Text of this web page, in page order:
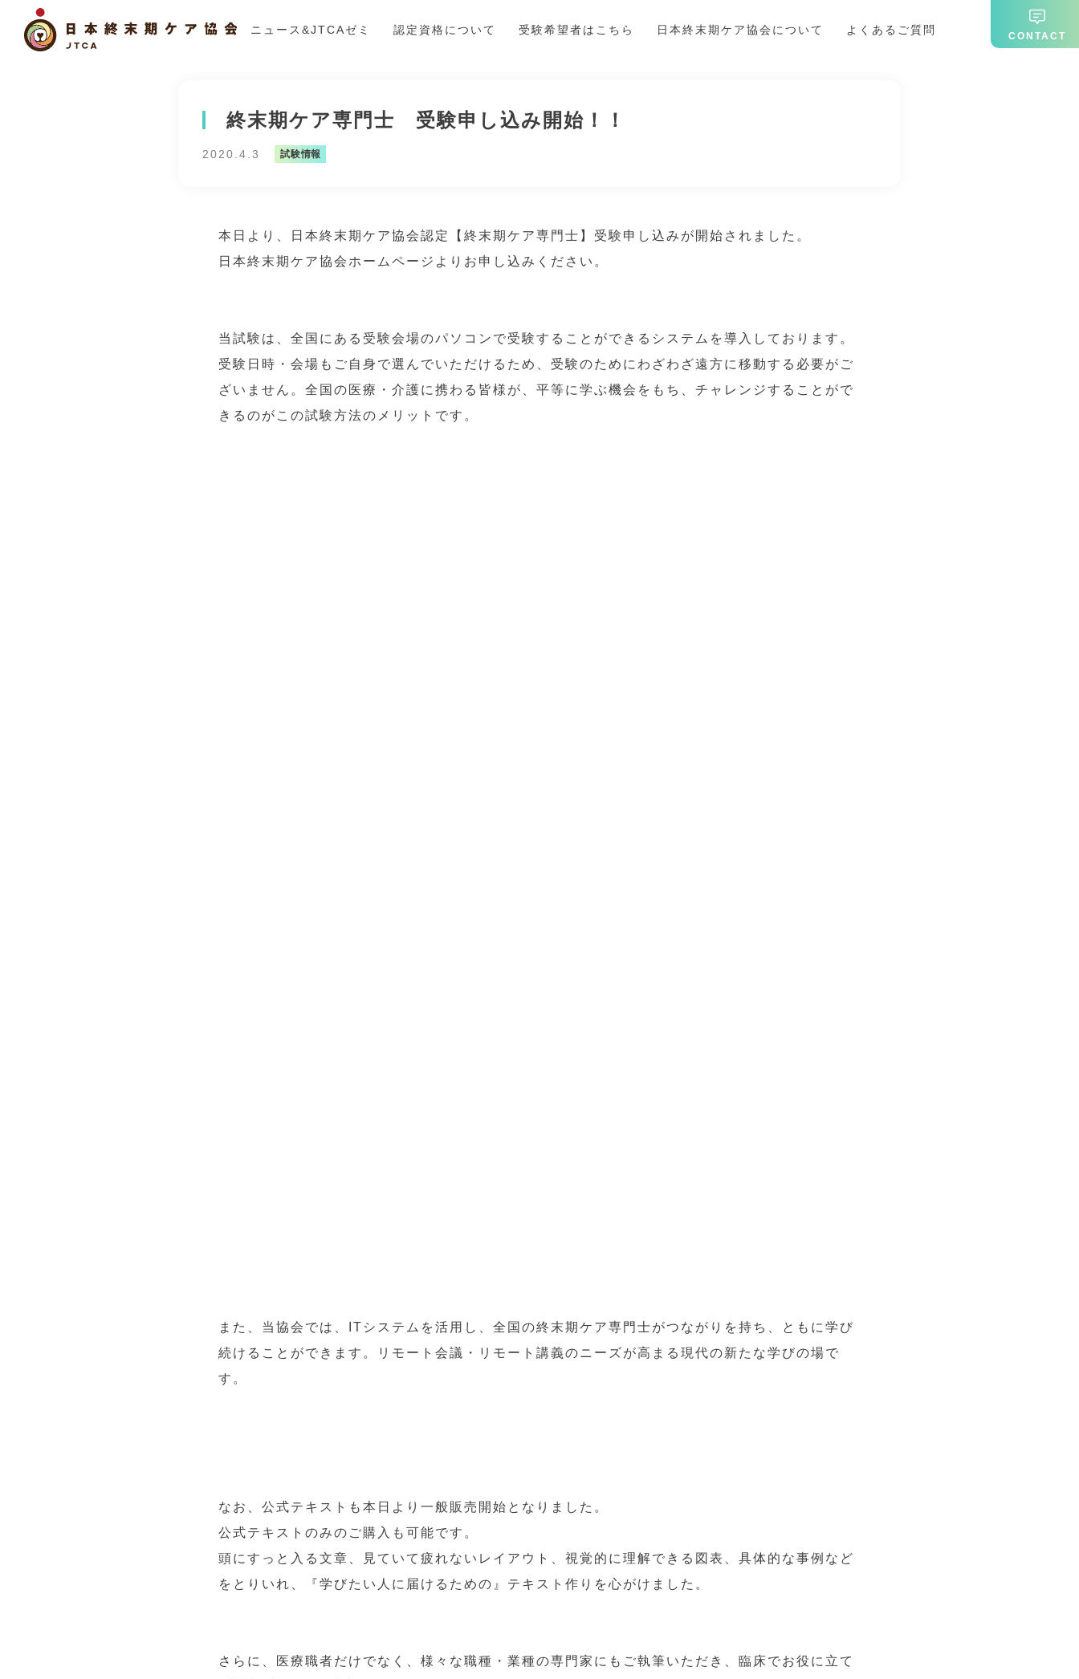
ニュース&JTCAゼミ 認定資格について 受験希望者はこちら 日本終末期ケア協会について よくあるご質問 CONTACT
終末期ケア専門士 受験申し込み開始！！
2020.4.3 試験情報
本日より、日本終末期ケア協会認定【終末期ケア専門士】受験申し込みが開始されました。
日本終末期ケア協会ホームページよりお申し込みください。
当試験は、全国にある受験会場のパソコンで受験することができるシステムを導入しております。
受験日時・会場もご自身で選んでいただけるため、受験のためにわざわざ遠方に移動する必要がご
ざいません。全国の医療・介護に携わる皆様が、平等に学ぶ機会をもち、チャレンジすることがで
きるのがこの試験方法のメリットです。
また、当協会では、ITシステムを活用し、全国の終末期ケア専門士がつながりを持ち、ともに学び
続けることができます。リモート会議・リモート講義のニーズが高まる現代の新たな学びの場で
す。
なお、公式テキストも本日より一般販売開始となりました。
公式テキストのみのご購入も可能です。
頭にすっと入る文章、見ていて疲れないレイアウト、視覚的に理解できる図表、具体的な事例など
をとりいれ、『学びたい人に届けるための』テキスト作りを心がけました。
さらに、医療職者だけでなく、様々な職種・業種の専門家にもご執筆いただき、臨床でお役に立て